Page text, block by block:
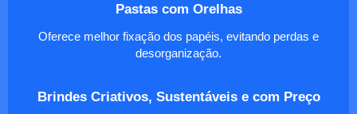
Pastas com Orelhas
Oferece melhor fixação dos papéis, evitando perdas e
desorganização.
Brindes Criativos, Sustentáveis e com Preço